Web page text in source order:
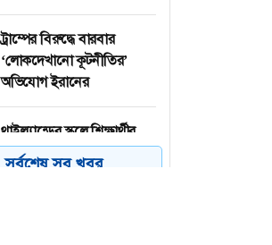
ট্রাম্পের বিরুদ্ধে বারবার
‘লোকদেখানো কূটনীতির’
অভিযোগ ইরানের
থাইল্যান্ডের স্কুলে শিক্ষার্থীর
এলোপাতাড়ি গুলিতে নিহত ৬
সর্বশেষ সব খবর